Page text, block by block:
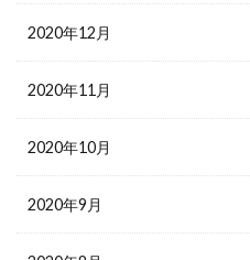
2020年12月
2020年11月
2020年10月
2020年9月